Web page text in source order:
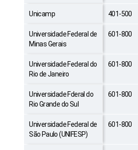
Unicamp 401-500
Universidade Federal de
Minas Gerais
601-800
Universidade Federal do
Rio de Janeiro
601-800
Universidade Fderal do
Rio Grande do Sul
601-800
Universidade Federal de
São Paulo (UNIFESP)
601-800